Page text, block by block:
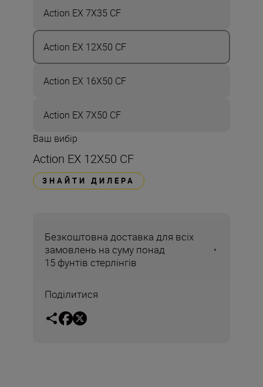
Action EX 7X35 CF
Action EX 12X50 CF
Action EX 16X50 CF
Action EX 7X50 CF
Ваш вибір
Action EX 12X50 CF
ЗНАЙТИ ДИЛЕРА
Безкоштовна доставка для всіх
замовлень на суму понад
15 фунтів стерлінгів
Поділитися